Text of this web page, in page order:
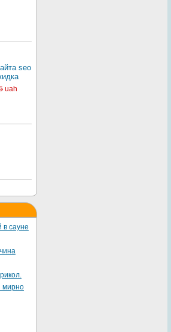
seo
uah
в сауне
мирно